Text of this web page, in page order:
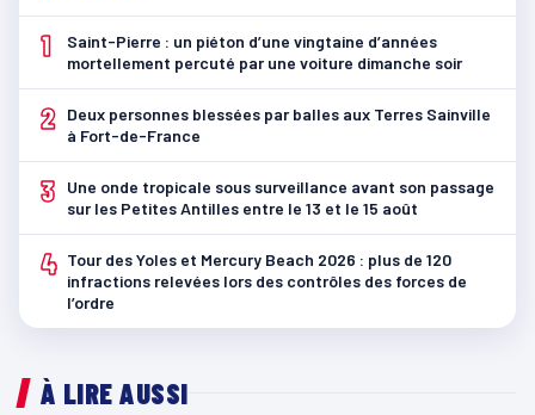
1
Saint-Pierre : un piéton d’une vingtaine d’années
mortellement percuté par une voiture dimanche soir
2
Deux personnes blessées par balles aux Terres Sainville
à Fort-de-France
3
Une onde tropicale sous surveillance avant son passage
sur les Petites Antilles entre le 13 et le 15 août
4 Tour des Yoles et Mercury Beach 2026 : plus de 120
infractions relevées lors des contrôles des forces de
l’ordre
À LIRE AUSSI